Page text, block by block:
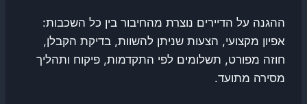
ההגנה על הדיירים נוצרת מהחיבור בין כל השכבות:
אפיון מקצועי, הצעות שניתן להשוות, בדיקת הקבלן,
חוזה מפורט, תשלומים לפי התקדמות, פיקוח ותהליך
מסירה מתועד.